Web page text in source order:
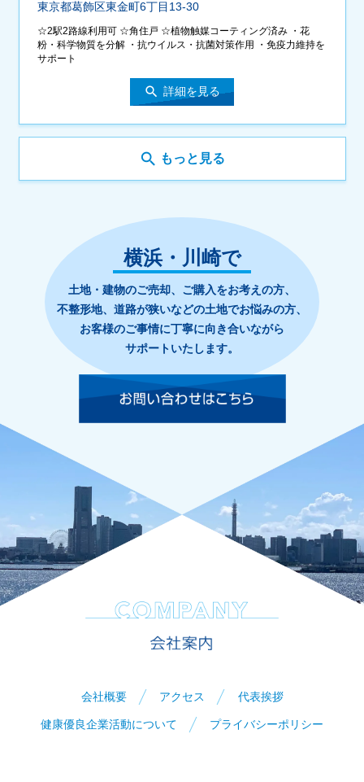
東京都葛飾区東金町6丁目13-30
☆2駅2路線利用可 ☆角住戸 ☆植物触媒コーティング済み ・花
粉・科学物質を分解 ・抗ウイルス・抗菌対策作用 ・免疫力維持を
サポート
search 詳細を見る
search もっと見る
横浜・川崎で
土地・建物のご売却、ご購入をお考えの方、
不整形地、道路が狭いなどの土地でお悩みの方、
お客様のご事情に丁寧に向き合いながら
サポートいたします。
会社概要 アクセス 代表挨拶
健康優良企業活動について プライバシーポリシー